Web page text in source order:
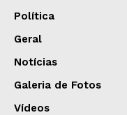
Política
Geral
Notícias
Galeria de Fotos
Vídeos